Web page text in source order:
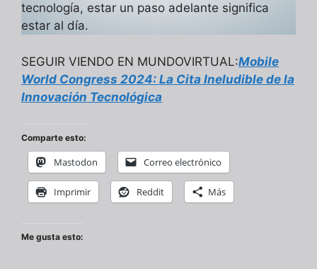
tecnología, estar un paso adelante significa
estar al día.
SEGUIR VIENDO EN MUNDOVIRTUAL:Mobile
World Congress 2024: La Cita Ineludible de la
Innovación Tecnológica
Comparte esto:
Mastodon Correo electrónico
Imprimir Reddit Más
Me gusta esto: